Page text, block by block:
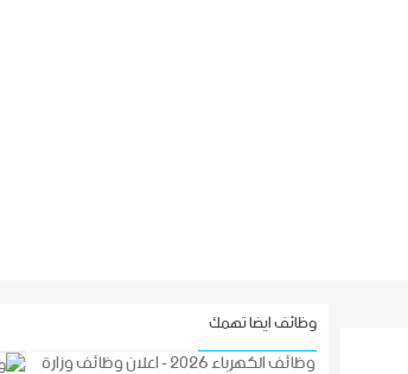
وظائف ايضا تهمك
وظائف الكهرباء 2026 - اعلان وظائف وزارة